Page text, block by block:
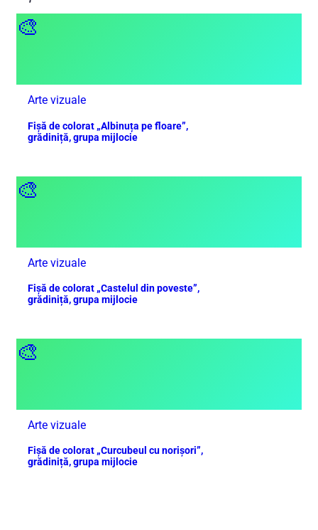
🎨
Arte vizuale
Fișă de colorat „Albinuța pe floare”,
grădiniță, grupa mijlocie
🎨
Arte vizuale
Fișă de colorat „Castelul din poveste”,
grădiniță, grupa mijlocie
🎨
Arte vizuale
Fișă de colorat „Curcubeul cu norișori”,
grădiniță, grupa mijlocie